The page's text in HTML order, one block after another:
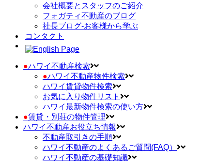
会社概要とスタッフのご紹介
フォガティ不動産のブログ
社長ブログ-お客様から学ぶ
コンタクト
●ハワイ不動産検索
●ハワイ不動産物件検索
ハワイ賃貸物件検索
お気に入り物件リスト
ハワイ最新物件検索の使い方
●賃貸・別荘の物件管理
ハワイ不動産お役立ち情報
不動産取引きの手順
ハワイ不動産のよくあるご質問(FAQ）
ハワイ不動産の基礎知識